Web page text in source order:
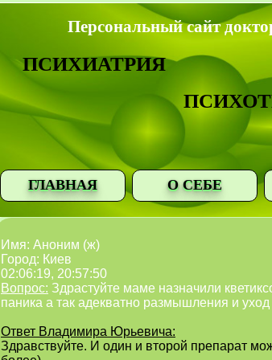
Персональный сайт
ПСИХИАТРИЯ
ГЛАВНАЯ О СЕБЕ
Имя: Аноним (ж)
Город: Киев
02:06:19, 20:57:50
Вопрос: Здрастуйте маме назначили
паника а так адекватно размышления и
Ответ Владимира Юрьевича:
Здравствуйте. И один и второй препарат